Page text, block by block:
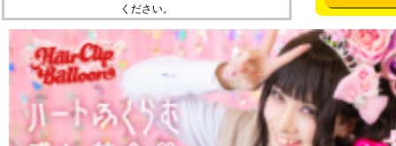
ください。